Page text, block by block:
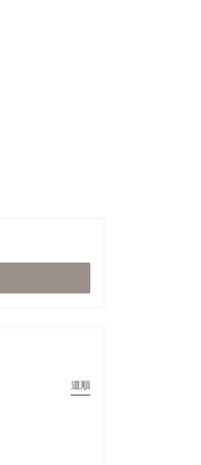
す)) 道順